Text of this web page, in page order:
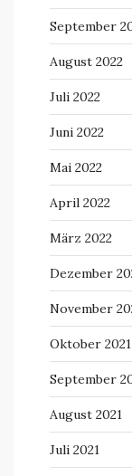
September
August 2022
Juli 2022
Juni 2022
Mai 2022
April 2022
März 2022
Dezember
November
Oktober 2021
September
August 2021
Juli 2021